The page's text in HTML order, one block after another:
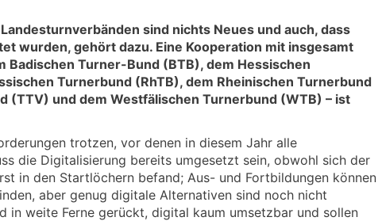
sind nichts Neues und auch, dass
wurden, gehört dazu. Eine Kooperation mit insgesamt
Badischen Turner-Bund (BTB), dem Hessischen
Turnerbund (RhTB), dem Rheinischen Turnerbund
(TTV) und dem Westfälischen Turnerbund (WTB) – ist
trotzen, vor denen in diesem Jahr alle
die Digitalisierung bereits umgesetzt sein, obwohl sich der
in den Startlöchern befand; Aus- und Fortbildungen können
aber genug digitale Alternativen sind noch nicht
in weite Ferne gerückt, digital kaum umsetzbar und sollen